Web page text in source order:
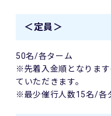
＜定員＞
50名/各ターム
※先着入金順となりま
ていただきます。
※最少催行人数15名/各